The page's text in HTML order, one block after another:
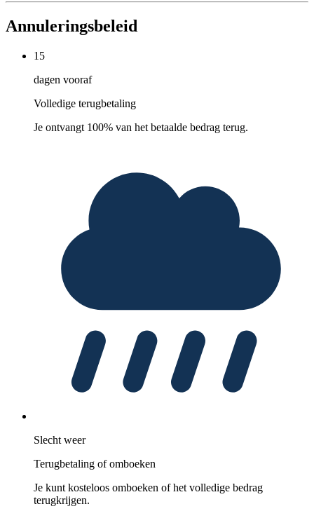
Annuleringsbeleid
15
dagen vooraf
Volledige terugbetaling
Je ontvangt 100% van het betaalde bedrag terug.
Slecht weer
Terugbetaling of omboeken
Je kunt kosteloos omboeken of het volledige bedrag
terugkrijgen.